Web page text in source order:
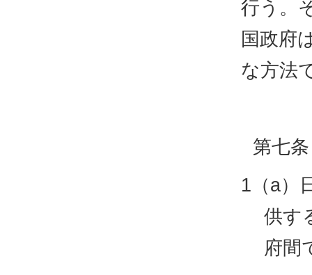
行う。
国政府
な方法
第七条
1（a）
供す
府間